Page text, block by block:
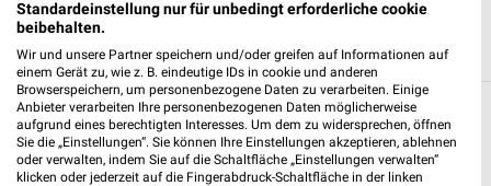
Weitere Kik Geschäfte mit Angeboten in und
um Mainz
Standardeinstellung nur für unbedingt erforderliche cookie
beibehalten.
Wir und unsere Partner speichern und/oder greifen auf Informationen auf
einem Gerät zu, wie z. B. eindeutige IDs in cookie und anderen
Browserspeichern, um personenbezogene Daten zu verarbeiten. Einige
Anbieter verarbeiten Ihre personenbezogenen Daten möglicherweise
aufgrund eines berechtigten Interesses. Um dem zu widersprechen, öffnen
Sie die „Einstellungen“. Sie können Ihre Einstellungen akzeptieren, ablehnen
oder verwalten, indem Sie auf die Schaltfläche „Einstellungen verwalten“
klicken oder jederzeit auf die Fingerabdruck-Schaltfläche in der linken